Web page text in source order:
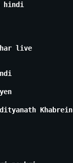
hindi
live
Khabrein